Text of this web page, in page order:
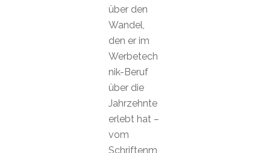
über den
Wandel,
den er im
Werbetech
nik-Beruf
über die
Jahrzehnte
erlebt hat –
vom
Schriftenm